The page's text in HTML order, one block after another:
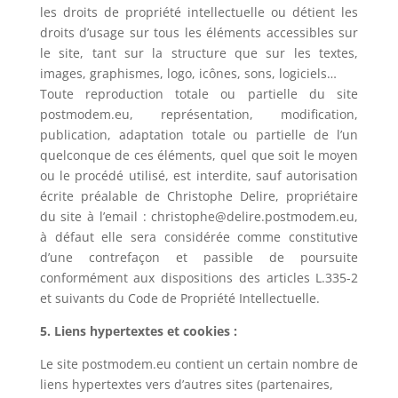
les droits de propriété intellectuelle ou détient les
droits d’usage sur tous les éléments accessibles sur
le site, tant sur la structure que sur les textes,
images, graphismes, logo, icônes, sons, logiciels…
Toute reproduction totale ou partielle du site
postmodem.eu, représentation, modification,
publication, adaptation totale ou partielle de l’un
quelconque de ces éléments, quel que soit le moyen
ou le procédé utilisé, est interdite, sauf autorisation
écrite préalable de Christophe Delire, propriétaire
du site à l’email : christophe@delire.postmodem.eu,
à défaut elle sera considérée comme constitutive
d’une contrefaçon et passible de poursuite
conformément aux dispositions des articles L.335-2
et suivants du Code de Propriété Intellectuelle.
5. Liens hypertextes et cookies :
Le site postmodem.eu contient un certain nombre de
liens hypertextes vers d’autres sites (partenaires,